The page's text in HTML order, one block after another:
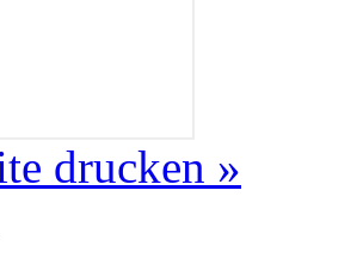
drucken »